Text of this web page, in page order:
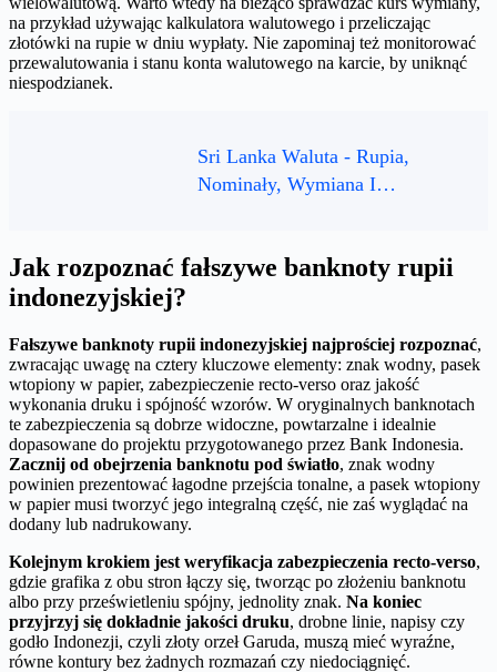
na przykład używając kalkulatora walutowego i przeliczając
złotówki na rupie w dniu wypłaty. Nie zapominaj też monitorować
przewalutowania i stanu konta walutowego na karcie, by uniknąć
niespodzianek.
Sri Lanka Waluta - Rupia,
Nominały, Wymiana I…
Jak rozpoznać fałszywe banknoty rupii
indonezyjskiej?
Fałszywe banknoty rupii indonezyjskiej najprościej rozpoznać,
zwracając uwagę na cztery kluczowe elementy: znak wodny, pasek
wtopiony w papier, zabezpieczenie recto-verso oraz jakość
wykonania druku i spójność wzorów. W oryginalnych banknotach
te zabezpieczenia są dobrze widoczne, powtarzalne i idealnie
dopasowane do projektu przygotowanego przez Bank Indonesia.
Zacznij od obejrzenia banknotu pod światło, znak wodny
powinien prezentować łagodne przejścia tonalne, a pasek wtopiony
w papier musi tworzyć jego integralną część, nie zaś wyglądać na
dodany lub nadrukowany.
Kolejnym krokiem jest weryfikacja zabezpieczenia recto-verso,
gdzie grafika z obu stron łączy się, tworząc po złożeniu banknotu
albo przy prześwietleniu spójny, jednolity znak. Na koniec
przyjrzyj się dokładnie jakości druku, drobne linie, napisy czy
godło Indonezji, czyli złoty orzeł Garuda, muszą mieć wyraźne,
równe kontury bez żadnych rozmazań czy niedociągnięć.